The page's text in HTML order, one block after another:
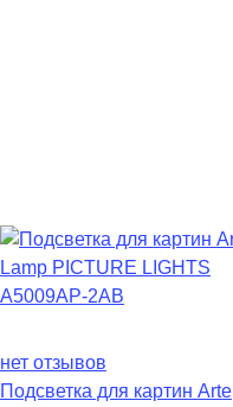
нет отзывов
Подсветка для картин Arte